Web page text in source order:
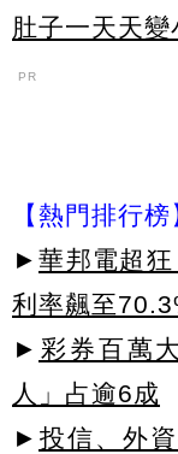
肚子一天天變
PR
【熱門排行榜
► 華邦電超
利率飆至
► 彩券百萬
人」占逾6成
► 投信、外